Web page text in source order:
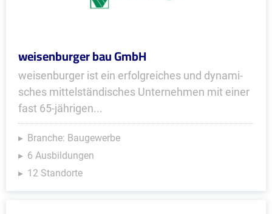
weisenburger bau GmbH
weisenburger ist ein er­folg­rei­ches und dy­na­mi­
sches mit­tel­stän­di­sches Un­ter­neh­men mit einer
fast 65-jährigen...
Branche: Baugewerbe
6 Ausbildungen
12 Standorte